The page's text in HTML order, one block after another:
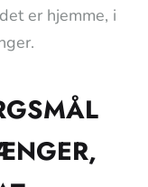
er hjemme, i